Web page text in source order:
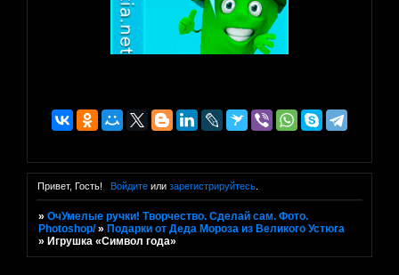
Привет, Гость! Войдитеили зарегистрируйтесь.
»ОчУмелые ручки! Творчество. Сделай сам. Фото.
Photoshop/ » Подарки от Деда Мороза из Великого Устюга
» Игрушка «Символ года»